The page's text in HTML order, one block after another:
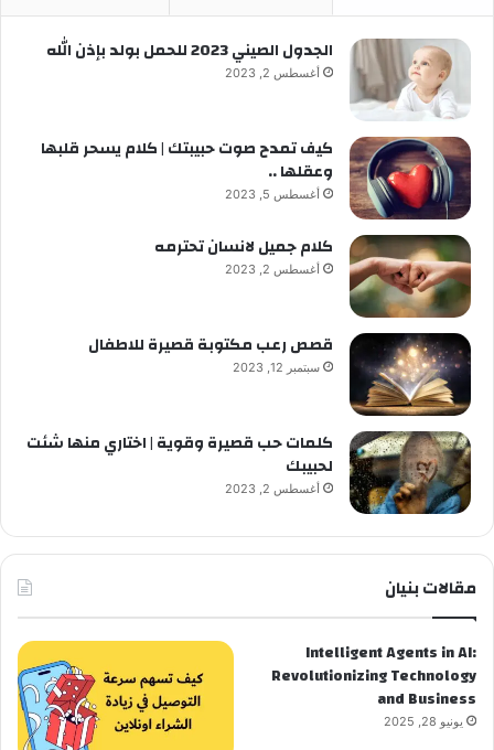
الجدول الصيني 2023 للحمل بولد بإذن الله
أغسطس 2, 2023
كيف تمدح صوت حبيبتك | كلام يسحر قلبها
وعقلها ..
أغسطس 5, 2023
كلام جميل لانسان تحترمه
أغسطس 2, 2023
قصص رعب مكتوبة قصيرة للاطفال
سبتمبر 12, 2023
كلمات حب قصيرة وقوية | اختاري منها شئت
لحبيبك
أغسطس 2, 2023
مقالات بنيان
Intelligent Agents in AI:
Revolutionizing Technology
and Business
يونيو 28, 2025